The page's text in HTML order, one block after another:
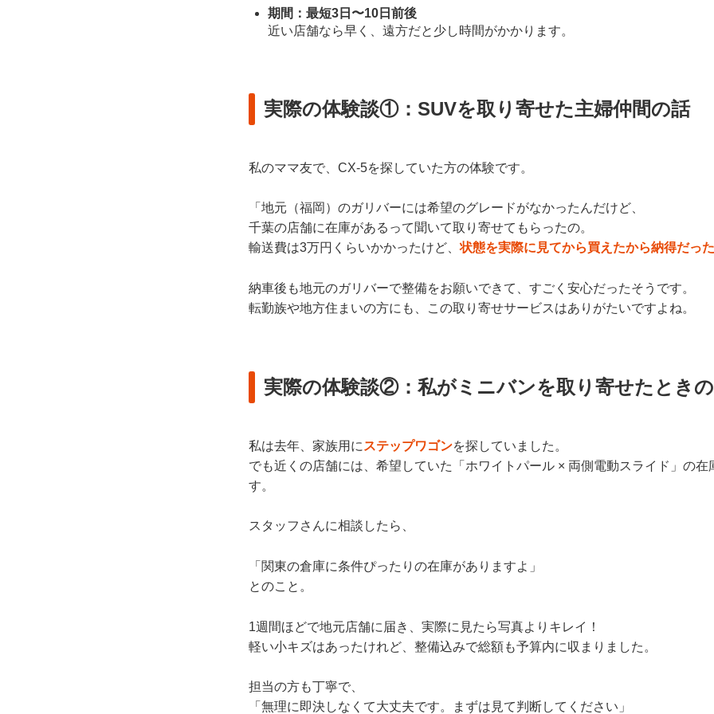
期間：最短3日〜10日前後
近い店舗なら早く、遠方だと少し時間がかかります。
実際の体験談①：SUVを取り寄せた主婦仲間の話
私のママ友で、CX-5を探していた方の体験です。
「地元（福岡）のガリバーには希望のグレードがなかったんだけど、
千葉の店舗に在庫があるって聞いて取り寄せてもらったの。
輸送費は3万円くらいかかったけど、状態を実際に見てから買えたから納得だっ
納車後も地元のガリバーで整備をお願いできて、すごく安心だったそうです。
転勤族や地方住まいの方にも、この取り寄せサービスはありがたいですよね。
実際の体験談②：私がミニバンを取り寄せたとき
私は去年、家族用に ステップワゴンを探していました。
でも近くの店舗には、希望していた「ホワイトパール × 両側電動スライド」の在
す。
スタッフさんに相談したら、
「関東の倉庫に条件ぴったりの在庫がありますよ」
とのこと。
1週間ほどで地元店舗に届き、実際に見たら写真よりキレイ！
軽い小キズはあったけれど、整備込みで総額も予算内に収まりました。
担当の方も丁寧で、
「無理に即決しなくて大丈夫です。まずは見て判断してください」